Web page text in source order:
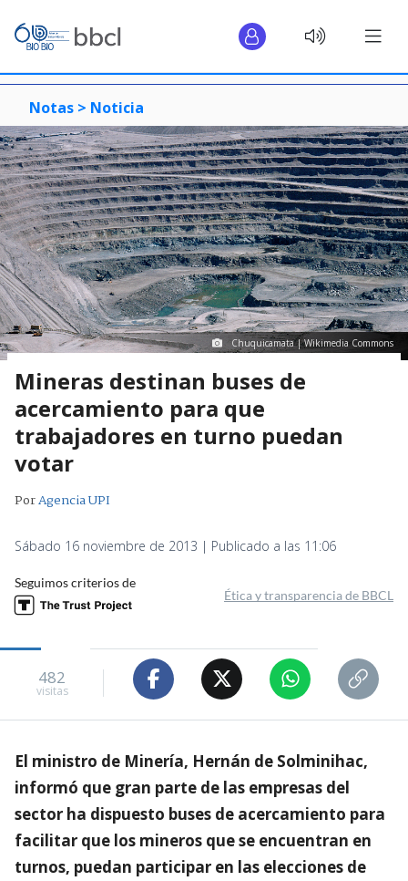
Notas > Noticia
Chuquicamata | Wikimedia Commons
Mineras destinan buses de
acercamiento para que
trabajadores en turno puedan
votar
PorAgencia UPI
Sábado 16 noviembre de 2013 | Publicado a las 11:06
Seguimos criterios de
Ética y transparencia de BBCL
482
visitas
El ministro de Minería, Hernán de Solminihac,
informó que gran parte de las empresas del
sector ha dispuesto buses de acercamiento para
facilitar que los mineros que se encuentran en
turnos, puedan participar en las elecciones de